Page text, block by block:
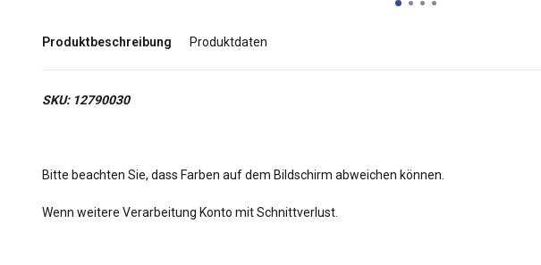
Produktbeschreibung Produktdaten
SKU: 12790030
Bitte beachten Sie, dass Farben auf dem Bildschirm abweichen können.
Wenn weitere Verarbeitung Konto mit Schnittverlust.